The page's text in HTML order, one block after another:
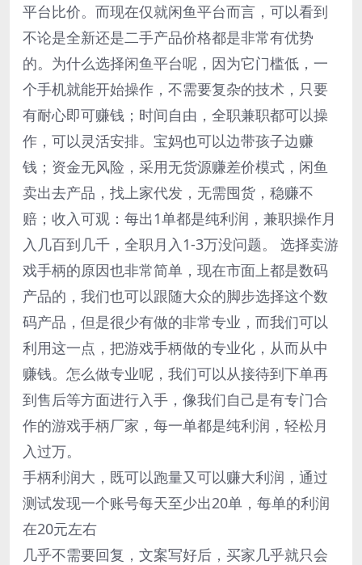
平台比价。而现在仅就闲鱼平台而言，可以看到
不论是全新还是二手产品价格都是非常有优势
的。为什么选择闲鱼平台呢，因为它门槛低，一
个手机就能开始操作，不需要复杂的技术，只要
有耐心即可赚钱；时间自由，全职兼职都可以操
作，可以灵活安排。宝妈也可以边带孩子边赚
钱；资金无风险，采用无货源赚差价模式，闲鱼
卖出去产品，找上家代发，无需囤货，稳赚不
赔；收入可观：每出1单都是纯利润，兼职操作月
入几百到几千，全职月入1-3万没问题。 选择卖游
戏手柄的原因也非常简单，现在市面上都是数码
产品的，我们也可以跟随大众的脚步选择这个数
码产品，但是很少有做的非常专业，而我们可以
利用这一点，把游戏手柄做的专业化，从而从中
赚钱。怎么做专业呢，我们可以从接待到下单再
到售后等方面进行入手，像我们自己是有专门合
作的游戏手柄厂家，每一单都是纯利润，轻松月
入过万。
手柄利润大，既可以跑量又可以赚大利润，通过
测试发现一个账号每天至少出20单，每单的利润
在20元左右
几乎不需要回复，文案写好后，买家几乎就只会